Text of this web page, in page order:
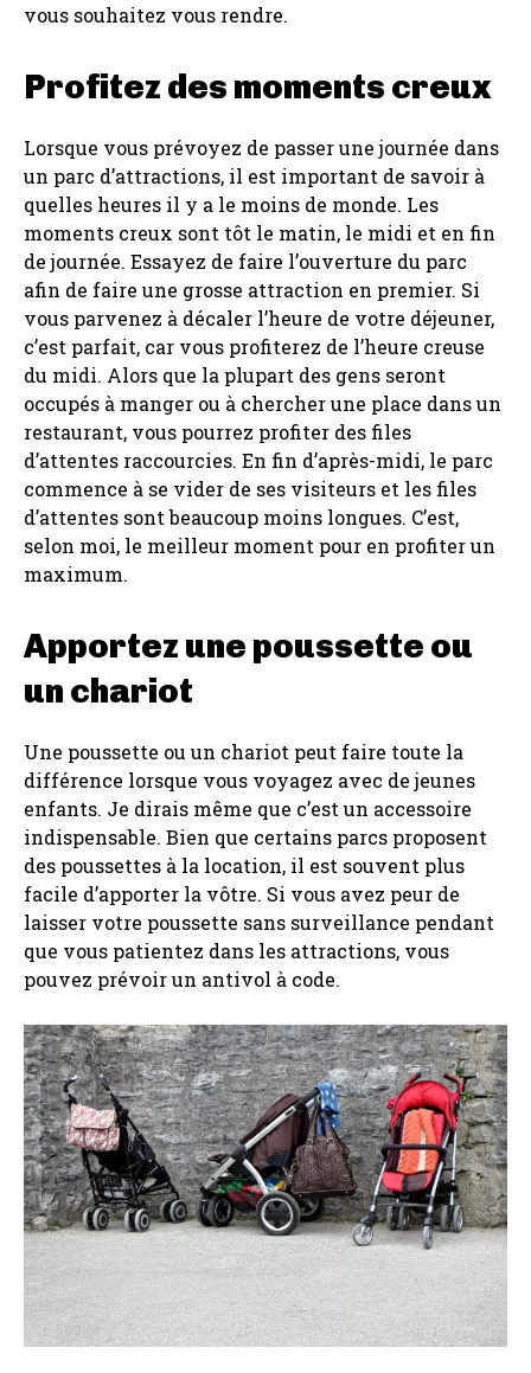
vous souhaitez vous rendre.
Profitez des moments creux
Lorsque vous prévoyez de passer une journée dans
un parc d’attractions, il est important de savoir à
quelles heures il y a le moins de monde. Les
moments creux sont tôt le matin, le midi et en fin
de journée. Essayez de faire l’ouverture du parc
afin de faire une grosse attraction en premier. Si
vous parvenez à décaler l’heure de votre déjeuner,
c’est parfait, car vous profiterez de l’heure creuse
du midi. Alors que la plupart des gens seront
occupés à manger ou à chercher une place dans un
restaurant, vous pourrez profiter des files
d’attentes raccourcies. En fin d’après-midi, le parc
commence à se vider de ses visiteurs et les files
d’attentes sont beaucoup moins longues. C’est,
selon moi, le meilleur moment pour en profiter un
maximum.
Apportez une poussette ou
un chariot
Une poussette ou un chariot peut faire toute la
différence lorsque vous voyagez avec de jeunes
enfants. Je dirais même que c’est un accessoire
indispensable. Bien que certains parcs proposent
des poussettes à la location, il est souvent plus
facile d’apporter la vôtre. Si vous avez peur de
laisser votre poussette sans surveillance pendant
que vous patientez dans les attractions, vous
pouvez prévoir un antivol à code.